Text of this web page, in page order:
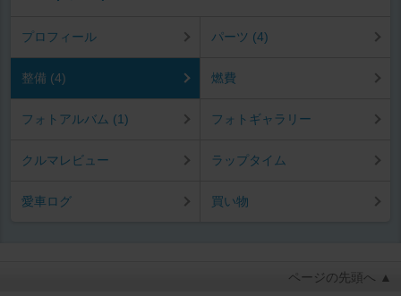
プロフィール パーツ (4)
整備 (4) 燃費
フォトアルバム (1) フォトギャラリー
クルマレビュー ラップタイム
愛車ログ 買い物
ページの先頭へ ▲